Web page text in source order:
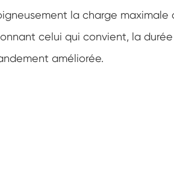
la charge
celui qui convient, la
améliorée.